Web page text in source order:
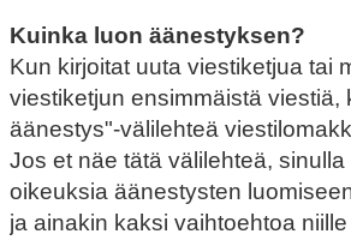
Kuinka luon äänestyksen?
Kun kirjoitat uuta viestiketjua tai
viestiketjun ensimmäistä viestiä,
äänestys"-välilehteä
Jos et näe tätä välilehteä,
oikeuksia äänestysten
ja ainakin kaksi vaihtoehtoa